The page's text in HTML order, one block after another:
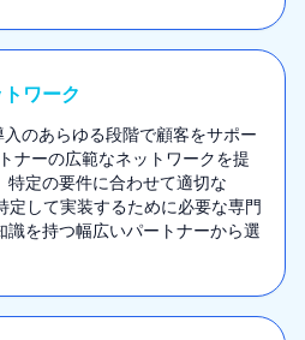
ワーク
のあらゆる段階で顧客をサポー
ナーの広範なネットワークを提
定の要件に合わせて適切な
して実装するために必要な専門
を持つ幅広いパートナーから選